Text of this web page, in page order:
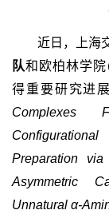
近日，上海
队和欧柏林学院
得重要研究进
Complexes
Preparation
Asymmetric
Unnatural α-